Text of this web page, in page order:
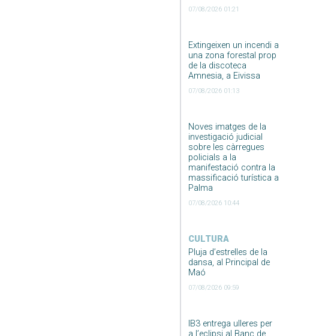
07/08/2026 01:21
Extingeixen un incendi a
una zona forestal prop
de la discoteca
Amnesia, a Eivissa
07/08/2026 01:13
Noves imatges de la
investigació judicial
sobre les càrregues
policials a la
manifestació contra la
massificació turística a
Palma
07/08/2026 10:44
CULTURA
Pluja d’estrelles de la
dansa, al Principal de
Maó
07/08/2026 09:59
IB3 entrega ulleres per
a l’eclipsi al Banc de